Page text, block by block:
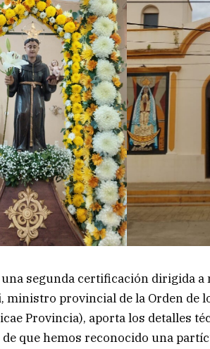
segunda certificación dirigida
ministro provincial de la Orden de
Provincia), aporta los detalles
que hemos reconocido una